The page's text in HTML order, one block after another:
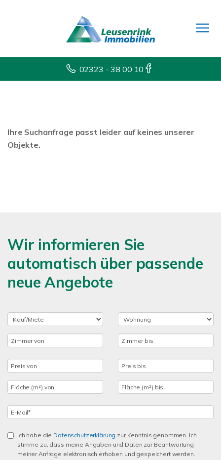
02323 - 38 00 10
Ihre Suchanfrage passt leider auf keines unserer
Objekte.
Wir informieren Sie
automatisch über passende
neue Angebote
Ich habe die Datenschutzerklärung zur Kenntnis genommen. Ich
stimme zu, dass meine Angaben und Daten zur Beantwortung
meiner Anfrage elektronisch erhoben und gespeichert werden.